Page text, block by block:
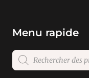
Menu rapide